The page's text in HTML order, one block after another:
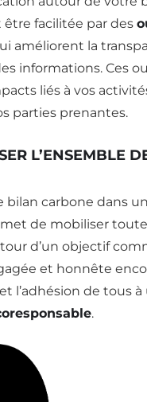
facilitée par des
améliorent la
informations. Ces
liés à vos
parties prenantes.
L’ENSEMBLE
bilan carbone dans
de mobiliser
d’un objectif
et honnête
l’adhésion de tous à
.